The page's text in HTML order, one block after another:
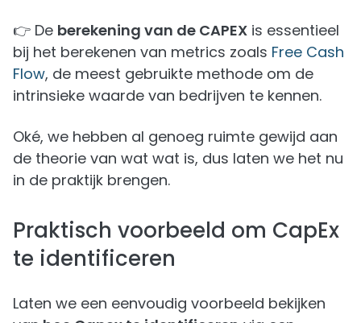
👉 De berekening van de CAPEX is essentieel
bij het berekenen van metrics zoals Free Cash
Flow, de meest gebruikte methode om de
intrinsieke waarde van bedrijven te kennen.
Oké, we hebben al genoeg ruimte gewijd aan
de theorie van wat wat is, dus laten we het nu
in de praktijk brengen.
Praktisch voorbeeld om CapEx
te identificeren
Laten we een eenvoudig voorbeeld bekijken